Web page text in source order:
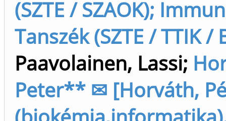
(SZTE / SZAOK);
Tanszék (SZTE / TTIK /
Paavolainen, Lassi;
Peter** ✉ [Horváth,